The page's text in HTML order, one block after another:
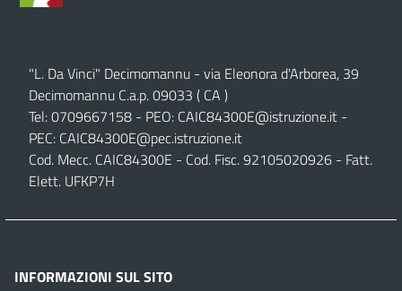
"L. Da Vinci" Decimomannu - via Eleonora d'Arborea, 39
Decimomannu C.a.p. 09033 ( CA )
Tel: 0709667158 - PEO: CAIC84300E@istruzione.it -
PEC: CAIC84300E@pec.istruzione.it
Cod. Mecc. CAIC84300E - Cod. Fisc. 92105020926 - Fatt.
Elett. UFKP7H
INFORMAZIONI SUL SITO